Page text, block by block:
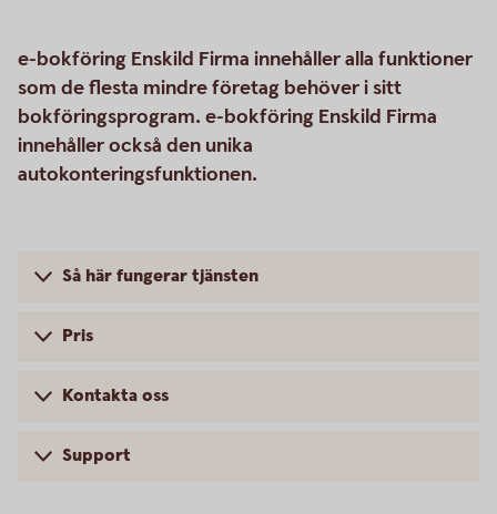
e-bokföring Enskild Firma innehåller alla funktioner
som de flesta mindre företag behöver i sitt
bokföringsprogram. e-bokföring Enskild Firma
innehåller också den unika
autokonteringsfunktionen.
Så här fungerar tjänsten
Pris
Kontakta oss
Support